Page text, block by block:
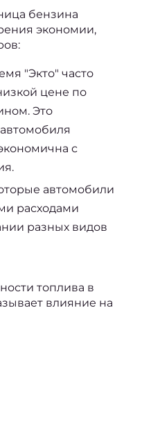
бензина
экономии,
"Экто" часто
цене по
Это
с
автомобили
расходами
разных видов
топлива в
влияние на